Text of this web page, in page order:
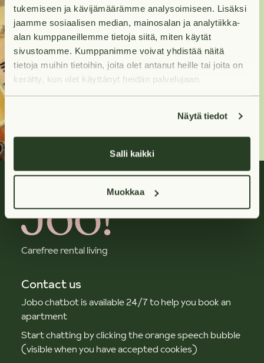
tukemiseen ja kävijämäärämme analysoimiseen. Lisäksi
jaamme sosiaalisen median, mainosalan ja analytiikka-
alan kumppaneillemme tietoja siitä, miten käytät
sivustoamme. Kumppanimme voivat yhdistää näitä
tietoja muihin tietoihin, joita olet antanut heille tai joita on
kerätty, kun olet käyttänyt heidän palvelujaan.
Näytä tiedot
Salli kaikki
Muokkaa
Contact us and we will
help you move in to
your new home as
swiftly as possible.
Contact us
Carefree rental living
Contact us
Jobo chatbot is available 24/7 to help you book an
apartment
Start chatting by clicking the orange speech bubble
(visible when you have accepted cookies)